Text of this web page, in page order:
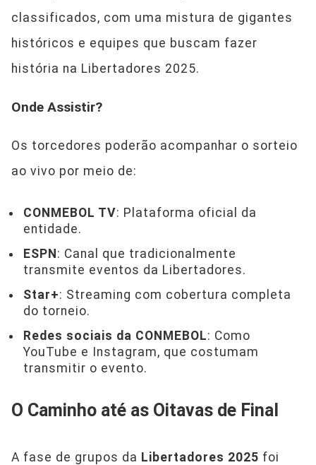
classificados, com uma mistura de gigantes
históricos e equipes que buscam fazer
história na Libertadores 2025.
Onde Assistir?
Os torcedores poderão acompanhar o sorteio
ao vivo por meio de:
CONMEBOL TV: Plataforma oficial da
entidade.
ESPN: Canal que tradicionalmente
transmite eventos da Libertadores.
Star+: Streaming com cobertura completa
do torneio.
Redes sociais da CONMEBOL: Como
YouTube e Instagram, que costumam
transmitir o evento.
O Caminho até as Oitavas de Final
A fase de grupos da Libertadores 2025 foi